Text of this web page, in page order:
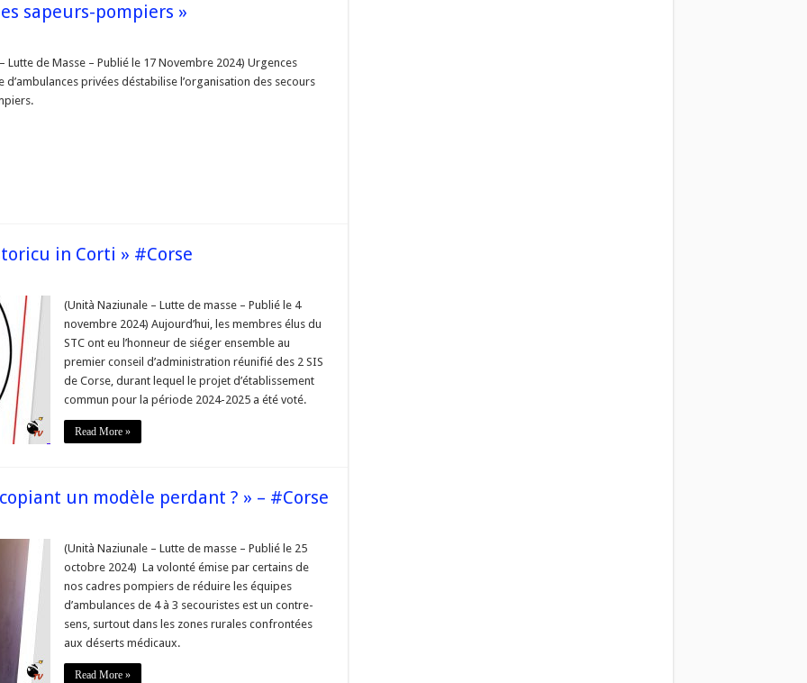
sapeurs-pompiers »
Lutte de Masse – Publié le 17 Novembre 2024) Urgences
d’ambulances privées déstabilise l’organisation des secours
in Corti » #Corse
»
(Unità Naziunale – Lutte de masse – Publié le 4
novembre 2024) Aujourd’hui, les membres élus du
STC ont eu l’honneur de siéger ensemble au
premier conseil d’administration réunifié des 2 SIS
de Corse, durant lequel le projet d’établissement
commun pour la période 2024-2025 a été voté.
Read More »
un modèle perdant ? » – #Corse
(Unità Naziunale – Lutte de masse – Publié le 25
octobre 2024) La volonté émise par certains de
nos cadres pompiers de réduire les équipes
d’ambulances de 4 à 3 secouristes est un contre-
sens, surtout dans les zones rurales confrontées
aux déserts médicaux.
Read More »